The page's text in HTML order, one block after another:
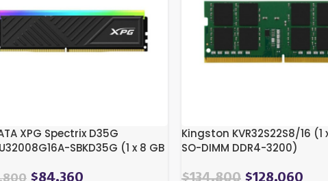
XPG Spectrix D35G
SBKD35G (1 x 8 GB
$84.360
Kingston KVR32S22S8/16 (1
SO-DIMM DDR4-3200)
El
$134.800El$128.060